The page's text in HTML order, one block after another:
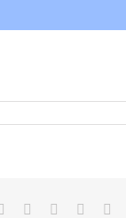
LinkedinGoogle+
TumblrPinterest